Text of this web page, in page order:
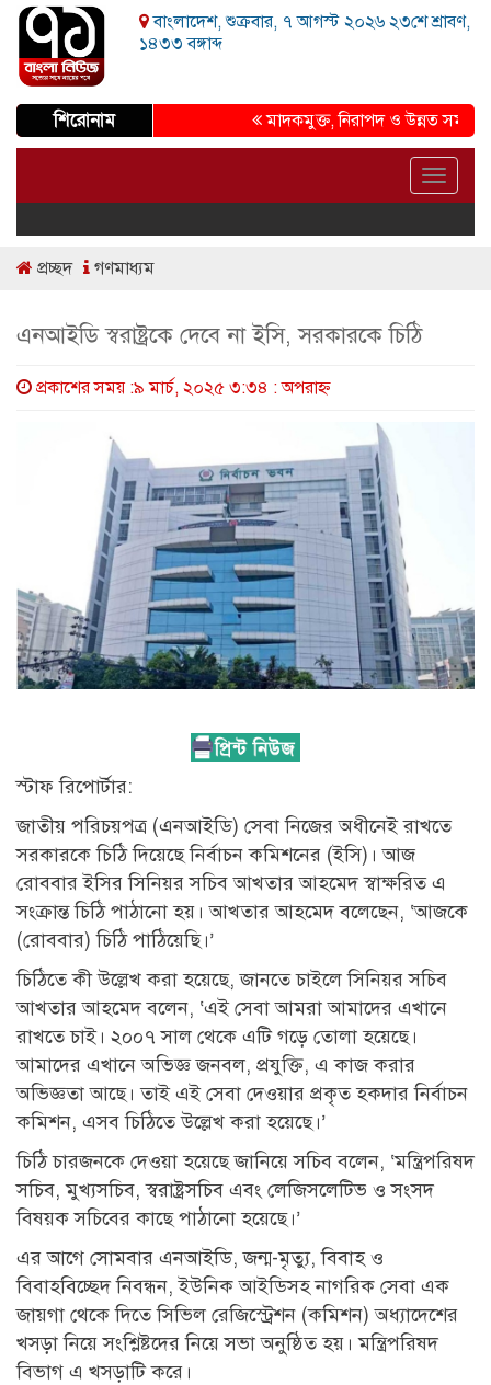
বাংলাদেশ, শুক্রবার, ৭ আগস্ট ২০২৬ ২৩শে শ্রাবণ,
১৪৩৩ বঙ্গাব্দ
শিরোনাম মাদকমুক্ত, নিরাপদ ও উন্নত সমাজ গড়ার
Toggle
প্রচ্ছদ গণমাধ্যম
এনআইডি স্বরাষ্ট্রকে দেবে না ইসি, সরকারকে চিঠি
প্রকাশের সময় :৯ মার্চ, ২০২৫ ৩:৩৪ : অপরাহ্ণ
স্টাফ রিপোর্টার:
জাতীয় পরিচয়পত্র (এনআইডি) সেবা নিজের অধীনেই রাখতে
সরকারকে চিঠি দিয়েছে নির্বাচন কমিশনের (ইসি)। আজ
রোববার ইসির সিনিয়র সচিব আখতার আহমেদ স্বাক্ষরিত এ
সংক্রান্ত চিঠি পাঠানো হয়। আখতার আহমেদ বলেছেন, ‘আজকে
(রোববার) চিঠি পাঠিয়েছি।’
চিঠিতে কী উল্লেখ করা হয়েছে, জানতে চাইলে সিনিয়র সচিব
আখতার আহমেদ বলেন, ‘এই সেবা আমরা আমাদের এখানে
রাখতে চাই। ২০০৭ সাল থেকে এটি গড়ে তোলা হয়েছে।
আমাদের এখানে অভিজ্ঞ জনবল, প্রযুক্তি, এ কাজ করার
অভিজ্ঞতা আছে। তাই এই সেবা দেওয়ার প্রকৃত হকদার নির্বাচন
কমিশন, এসব চিঠিতে উল্লেখ করা হয়েছে।’
চিঠি চারজনকে দেওয়া হয়েছে জানিয়ে সচিব বলেন, ‘মন্ত্রিপরিষদ
সচিব, মুখ্যসচিব, স্বরাষ্ট্রসচিব এবং লেজিসলেটিভ ও সংসদ
বিষয়ক সচিবের কাছে পাঠানো হয়েছে।’
এর আগে সোমবার এনআইডি, জন্ম-মৃত্যু, বিবাহ ও
বিবাহবিচ্ছেদ নিবন্ধন, ইউনিক আইডিসহ নাগরিক সেবা এক
জায়গা থেকে দিতে সিভিল রেজিস্ট্রেশন (কমিশন) অধ্যাদেশের
খসড়া নিয়ে সংশ্লিষ্টদের নিয়ে সভা অনুষ্ঠিত হয়। মন্ত্রিপরিষদ
বিভাগ এ খসড়াটি করে।